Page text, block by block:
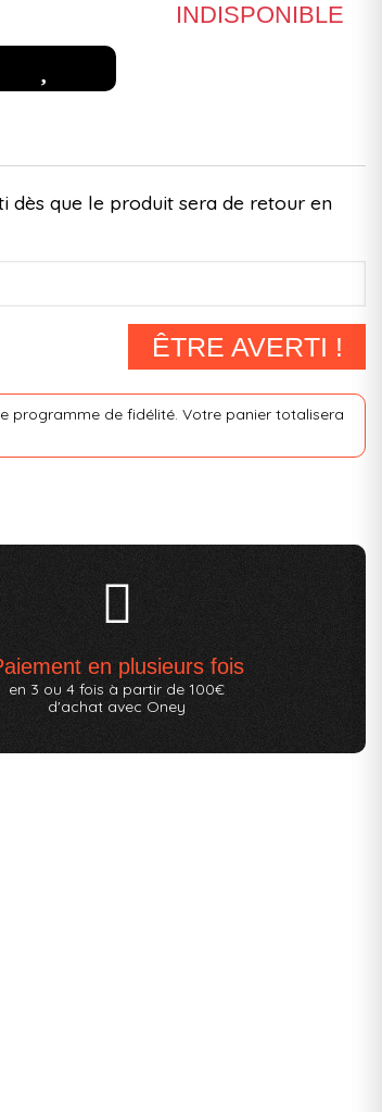
INDISPONIBLE
dès que le produit sera de retour en
ÊTRE AVERTI !
programme de fidélité. Votre panier totalisera
en plusieurs fois
en 3 ou 4 fois à partir de 100€
d'achat avec Oney